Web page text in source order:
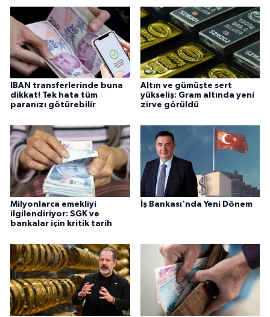
IBAN transferlerinde buna
dikkat! Tek hata tüm
paranızı götürebilir
Altın ve gümüşte sert
yükseliş: Gram altında yeni
zirve görüldü
Milyonlarca emekliyi
ilgilendiriyor: SGK ve
bankalar için kritik tarih
İş Bankası'nda Yeni Dönem